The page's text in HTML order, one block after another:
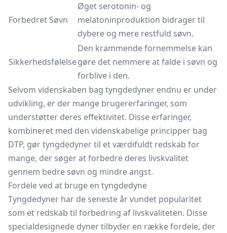
Forbedret Søvn
Øget serotonin- og
melatoninproduktion bidrager til
dybere og mere restfuld søvn.
Sikkerhedsfølelse
Den krammende fornemmelse kan
gøre det nemmere at falde i søvn og
forblive i den.
Selvom videnskaben bag tyngdedyner endnu er under
udvikling, er der mange brugererfaringer, som
understøtter deres effektivitet. Disse erfaringer,
kombineret med den videnskabelige principper bag
DTP, gør tyngdedyner til et værdifuldt redskab for
mange, der søger at forbedre deres livskvalitet
gennem bedre søvn og mindre angst.
Fordele ved at bruge en tyngdedyne
Tyngdedyner har de seneste år vundet popularitet
som et redskab til forbedring af livskvaliteten. Disse
specialdesignede dyner tilbyder en række fordele, der